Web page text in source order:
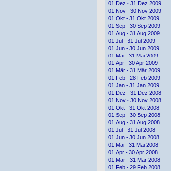
01.Dez - 31 Dez 2009
01.Nov - 30 Nov 2009
01.Okt - 31 Okt 2009
01.Sep - 30 Sep 2009
01.Aug - 31 Aug 2009
01.Jul - 31 Jul 2009
01.Jun - 30 Jun 2009
01.Mai - 31 Mai 2009
01.Apr - 30 Apr 2009
01.Mär - 31 Mär 2009
01.Feb - 28 Feb 2009
01.Jan - 31 Jan 2009
01.Dez - 31 Dez 2008
01.Nov - 30 Nov 2008
01.Okt - 31 Okt 2008
01.Sep - 30 Sep 2008
01.Aug - 31 Aug 2008
01.Jul - 31 Jul 2008
01.Jun - 30 Jun 2008
01.Mai - 31 Mai 2008
01.Apr - 30 Apr 2008
01.Mär - 31 Mär 2008
01.Feb - 29 Feb 2008